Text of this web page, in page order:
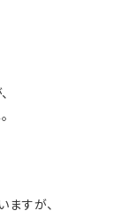
すが、